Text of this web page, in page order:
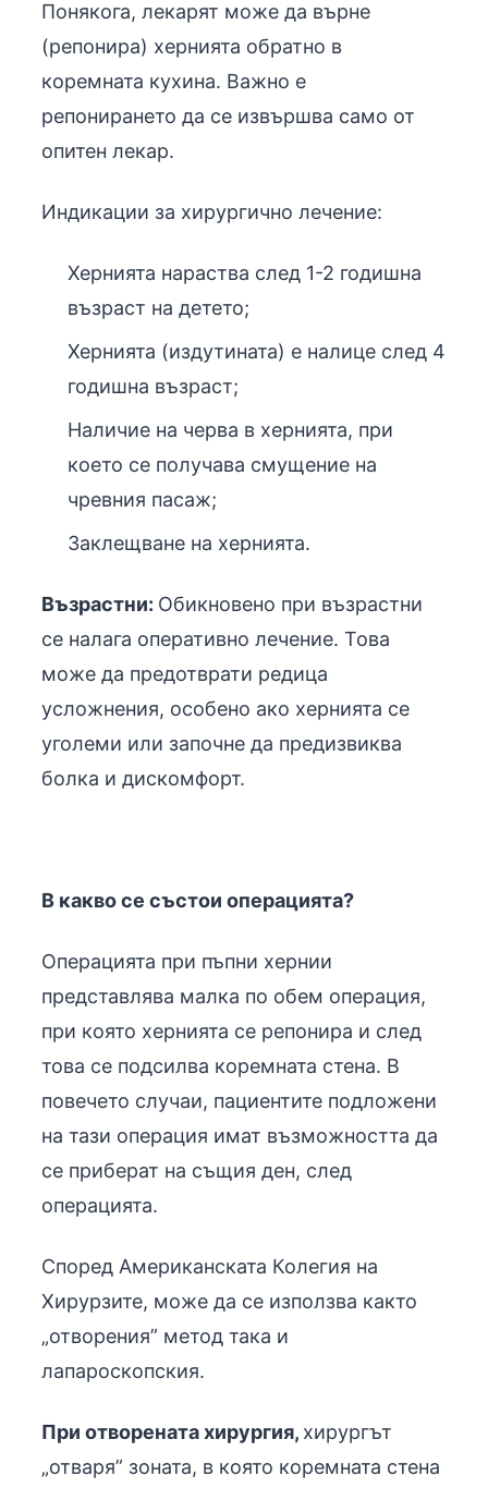
Понякога, лекарят може да върне
(репонира) хернията обратно в
коремната кухина. Важно е
репонирането да се извършва само от
опитен лекар.
Индикации за хирургично лечение:
Хернията нараства след 1-2 годишна
възраст на детето;
Хернията (издутината) е налице след 4
годишна възраст;
Наличие на черва в хернията, при
което се получава смущение на
чревния пасаж;
Заклещване на хернията.
Възрастни: Обикновено при възрастни
се налага оперативно лечение. Това
може да предотврати редица
усложнения, особено ако хернията се
уголеми или започне да предизвиква
болка и дискомфорт.
В какво се състои операцията?
Операцията при пъпни хернии
представлява малка по обем операция,
при която хернията се репонира и след
това се подсилва коремната стена. В
повечето случаи, пациентите подложени
на тази операция имат възможността да
се приберат на същия ден, след
операцията.
Според Американската Колегия на
Хирурзите, може да се използва както
„отворения” метод така и
лапароскопския.
При отворената хирургия, хирургът
„отваря” зоната, в която коремната стена